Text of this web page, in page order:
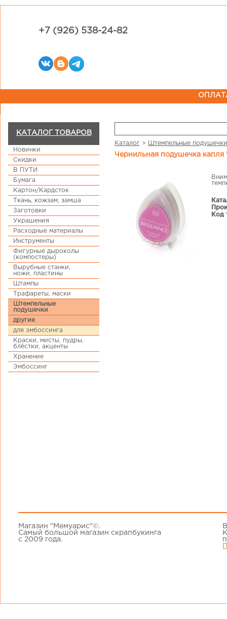
+7 (926) 538-24-82
КАТАЛОГ ТОВАРОВ
Новинки
Скидки
В ПУТИ
Бумага
Картон/Кардсток
Ткань, кожзам, замша
Заготовки
Украшения
Расходные материалы
Инструменты
Фигурные дыроколы
(компостеры)
Вырубные станки,
ножи, пластины
Штампы
Трафареты, маски
Штемпельные
подушечки
другие
для эмбоссинга
Краски, мисты, пудры,
блёстки, акценты
Хранение
Эмбоссинг
Каталог > Штемпельные подушечки
Чернильная подушечка
Код
Магазин "Мемуарис"©.
Самый большой магазин скрапбукинга
с 2009 года.